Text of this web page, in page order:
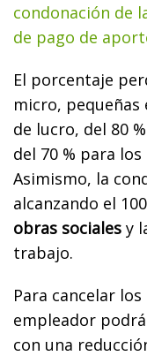
condonación de
de pago de
El porcentaje
micro, pequeñas
de lucro, del 80
del 70 % para
Asimismo, la
alcanzando el
obras sociales y
trabajo.
Para cancelar
empleador
con una